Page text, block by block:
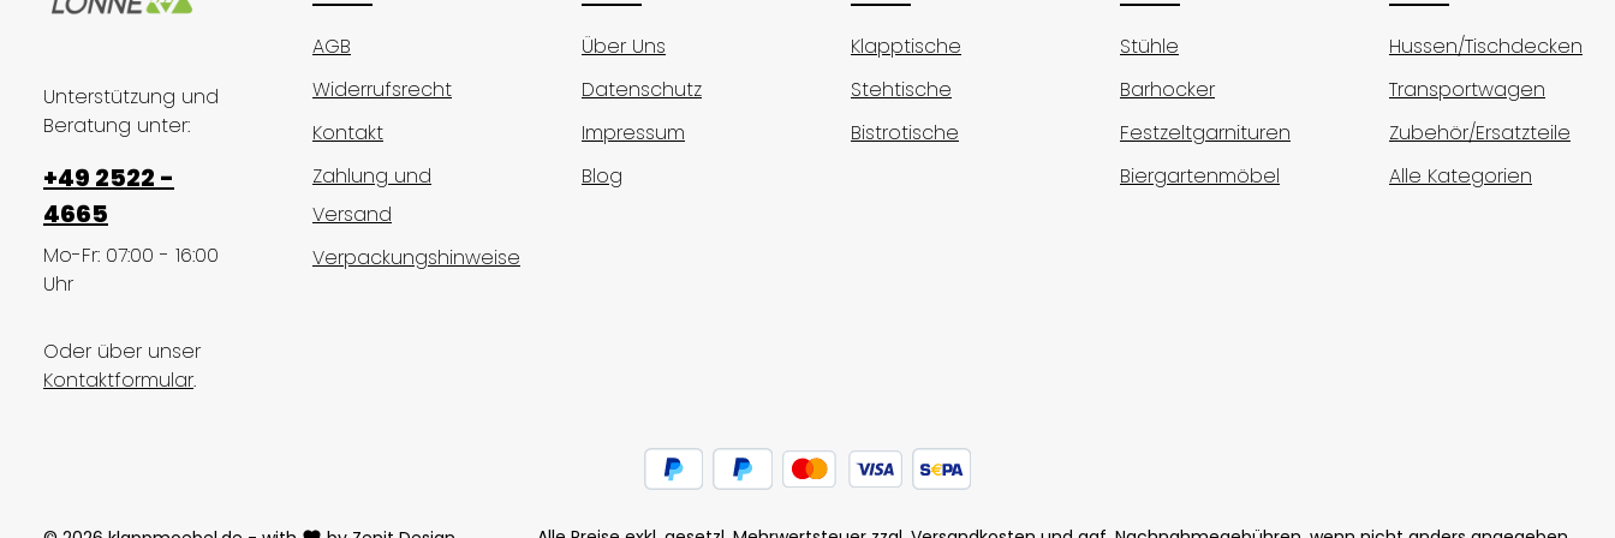
Unterstützung und
Beratung unter:
+49 2522 -
4665
Mo-Fr: 07:00 - 16:00
Uhr
Oder über unser
Kontaktformular.
AGB
Widerrufsrecht
Kontakt
Zahlung und
Versand
Verpackungshinweise
Über Uns
Datenschutz
Impressum
Blog
Klapptische
Stehtische
Bistrotische
Stühle
Barhocker
Festzeltgarnituren
Biergartenmöbel
Hussen/Tischdecken
Transportwagen
Zubehör/Ersatzteile
Alle Kategorien